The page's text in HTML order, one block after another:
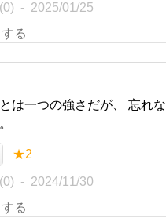
2025/01/25
は一つの強さだが、 忘れ
★2
2024/11/30